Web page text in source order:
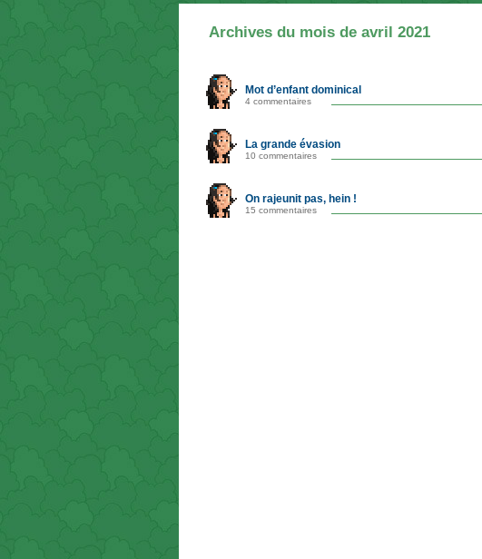
Archives du mois de avril 2021
Mot d’enfant dominical
4 commentaires
La grande évasion
10 commentaires
On rajeunit pas, hein !
15 commentaires